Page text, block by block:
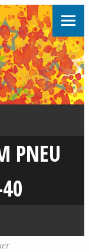
PNEU